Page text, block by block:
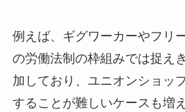
例えば、ギグワーカーやフリ
の労働法制の枠組みでは捉え
加しており、ユニオンショッ
することが難しいケースも増